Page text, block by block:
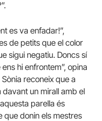
es va enfadar!”,
de petits que el color
sigui negatiu. Doncs sí
hi enfrontem”, opina
reconeix que a
davant un mirall amb el
parella és
que donin els mestres